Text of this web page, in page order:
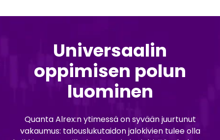
Universaalin
oppimisen polun
luominen
Quanta Alrex:n ytimessä on syvään juurtunut
vakaumus: talouslukutaidon jalokivien tulee olla